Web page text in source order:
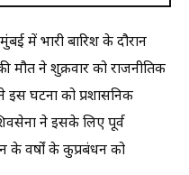
में भारी बारिश के दौरान
ने शुक्रवार को राजनीतिक
इस घटना को प्रशासनिक
ने इसके लिए पूर्व
के वर्षों के कुप्रबंधन को